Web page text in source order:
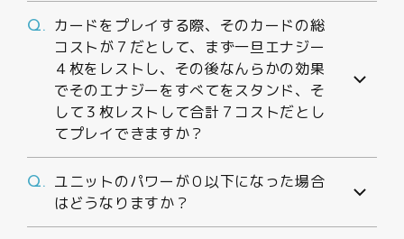
Q. カードをプレイする際、そのカードの総
コストが７だとして、まず一旦エナジー
４枚をレストし、その後なんらかの効果
でそのエナジーをすべてをスタンド、そ
して３枚レストして合計７コストだとし
てプレイできますか？
Q. ユニットのパワーが０以下になった場合
はどうなりますか？